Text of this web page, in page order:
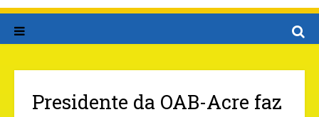
Presidente da OAB-Acre faz